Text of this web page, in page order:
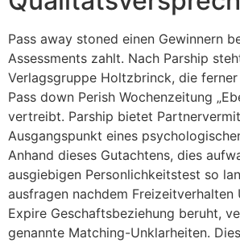
Pass away stoned einen Gewinnern
Assessments zahlt. Nach Parship
Verlagsgruppe Holtzbrinck, die
Pass down Perish Wochenzeitung
vertreibt. Parship bietet
Ausgangspunkt eines
Anhand dieses Gutachtens, dies
ausgiebigen Personlichkeitstest so
ausfragen nachdem Freizeitverhalten
Expire Geschaftsbeziehung beruht,
genannte Matching-Unklarheiten.